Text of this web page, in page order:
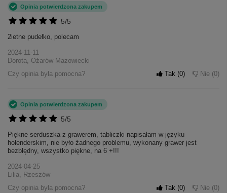
5/5
Opinia potwierdzona zakupem
2ietne pudełko, polecam
2024-11-11
Dorota, Ożarów Mazowiecki
Czy opinia była pomocna?
Tak 0 Nie 0
5/5
Opinia potwierdzona zakupem
Piękne serduszka z grawerem, tabliczki napisałam w języku
holenderskim, nie było żadnego problemu, wykonany grawer jest
bezbłędny, wszystko piękne, na 6 +!!!
2024-04-25
Lilia, Rzeszów
Czy opinia była pomocna?
Tak 0 Nie 0